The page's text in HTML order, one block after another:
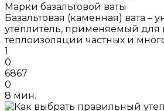
Марки базальтовой ваты
Базальтовая (каменная) вата –
утеплитель, применяемый
теплоизоляции частных и
1
0
6867
0
8 мин.